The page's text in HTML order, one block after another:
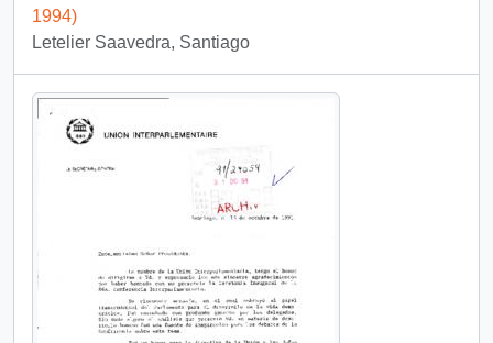
1994)
Letelier Saavedra, Santiago